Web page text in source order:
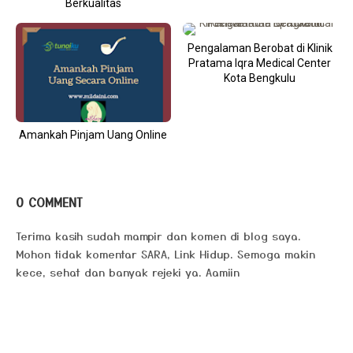
Berkualitas
Amankah Pinjam Uang Online
Pengalaman Berobat di Klinik
Pratama Iqra Medical Center
Kota Bengkulu
0 COMMENT
Terima kasih sudah mampir dan komen di blog saya.
Mohon tidak komentar SARA, Link Hidup. Semoga makin
kece, sehat dan banyak rejeki ya. Aamiin